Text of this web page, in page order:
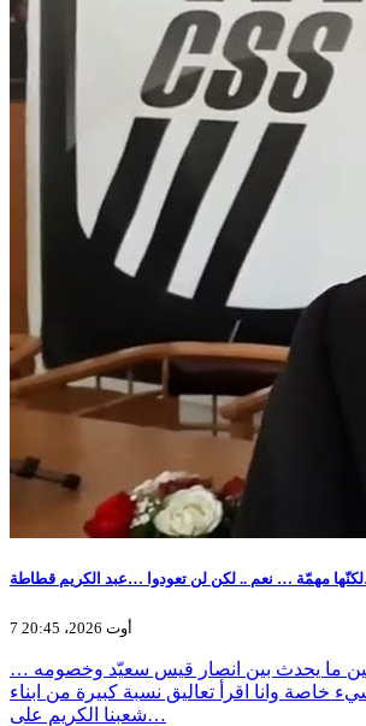
مهمّة … نعم .. لكن لن تعودوا …عبد الكريم قطاطة
7 أوت 2026، 20:45
ما يحدث بين انصار قيس سعيّد وخصومه …
خاصة وانا اقرأ تعاليق نسبة كبيرة من ابناء
شعبنا الكريم على…